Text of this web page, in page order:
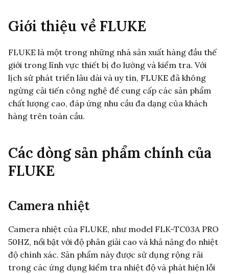
Giới thiệu về FLUKE
FLUKE là một trong những nhà sản xuất hàng đầu thế
giới trong lĩnh vực thiết bị đo lường và kiểm tra. Với
lịch sử phát triển lâu dài và uy tín, FLUKE đã không
ngừng cải tiến công nghệ để cung cấp các sản phẩm
chất lượng cao, đáp ứng nhu cầu đa dạng của khách
hàng trên toàn cầu.
Các dòng sản phẩm chính của
FLUKE
Camera nhiệt
Camera nhiệt của FLUKE, như model FLK-TC03A PRO
50HZ, nổi bật với độ phân giải cao và khả năng đo nhiệt
độ chính xác. Sản phẩm này được sử dụng rộng rãi
trong các ứng dụng kiểm tra nhiệt độ và phát hiện lỗi